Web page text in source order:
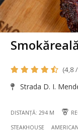
Smokăreală
(4,8
Strada D. I.
DISTANȚĂ: 294 M
STEAKHOUSE AMERICAN